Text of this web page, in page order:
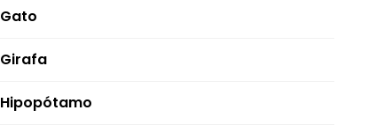
Gato
Girafa
Hipopótamo